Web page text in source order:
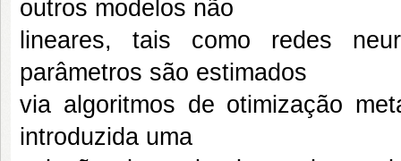
outros modelos não
lineares, tais como redes
parâmetros são estimados
via algoritmos de otimização
introduzida uma